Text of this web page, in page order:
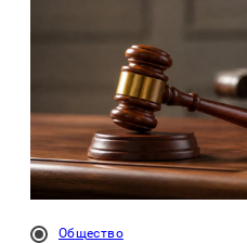
Общество